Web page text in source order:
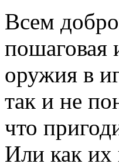
Всем
пошаговая
оружия в
так и не
что
Или как их